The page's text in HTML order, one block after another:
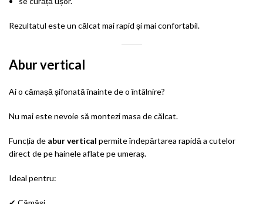
Rezultatul este un călcat mai rapid și mai confortabil.
Abur vertical
Ai o cămașă șifonată înainte de o întâlnire?
Nu mai este nevoie să montezi masa de călcat.
Funcția de abur vertical permite îndepărtarea rapidă a cutelor
direct de pe hainele aflate pe umeraș.
Ideal pentru: